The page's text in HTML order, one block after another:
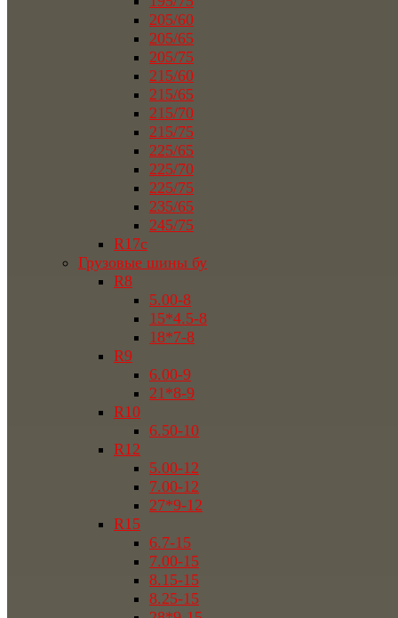
205/60
205/65
205/75
215/60
215/65
215/70
215/75
225/65
225/70
225/75
235/65
245/75
R17c
Грузовые шины бу
R8
5.00-8
15*4.5-8
18*7-8
R9
6.00-9
21*8-9
R10
6.50-10
R12
5.00-12
7.00-12
27*9-12
R15
6.7-15
7.00-15
8.15-15
8.25-15